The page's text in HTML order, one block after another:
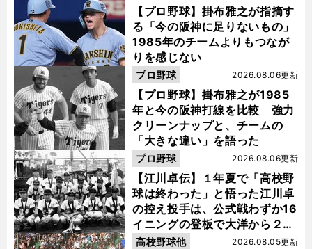
【プロ野球】掛布雅之が指摘す
る「今の阪神に足りないもの」
1985年のチームよりもつなが
りを感じない
【プロ野球】掛布雅之が1985
年と今の阪神打線を比較 強力
クリーンナップと、チームの
「大きな違い」を語った
2026.08.06更新
プロ野球
【江川卓伝】１年夏で「高校野
球は終わった」と悟った江川卓
の控え投手は、公式戦わずか16
イニングの登板で大洋から２位
指名を受けた
2026.08.06更新
プロ野球
2026.08.05更新
高校野球他